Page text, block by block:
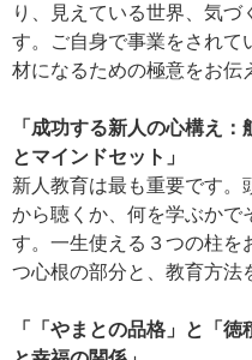
り、見えている世界、気づ
す。ご自身で事業をされて
材になるための極意をお伝
「成功する新人の心構え
とマインドセット」
新人教育は最も重要です。
から聴くか、何を学ぶかで
す。一生使える３つの柱を
つ心根の部分と、教育方法
「「やまとの品格」と「